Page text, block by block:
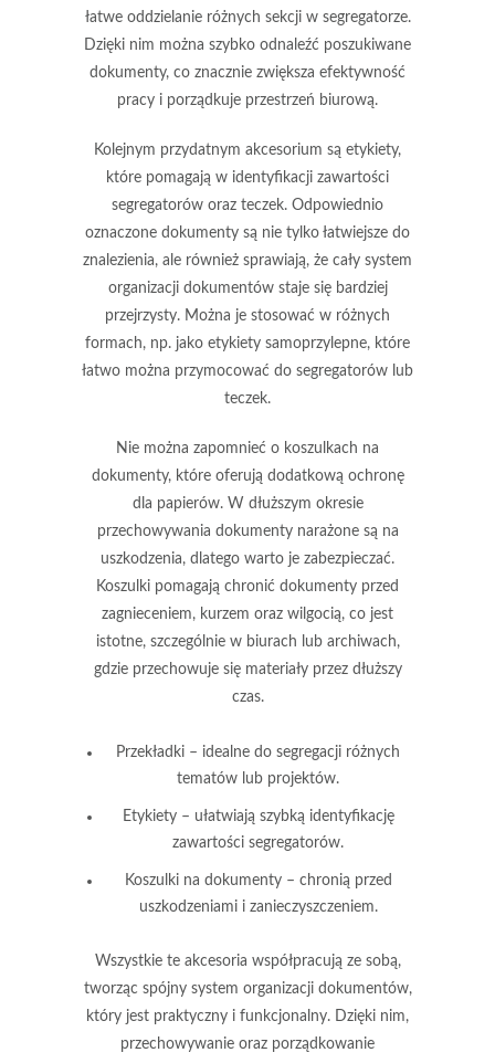
łatwe oddzielanie różnych sekcji w segregatorze.
Dzięki nim można szybko odnaleźć poszukiwane
dokumenty, co znacznie zwiększa efektywność
pracy i porządkuje przestrzeń biurową.
Kolejnym przydatnym akcesorium są etykiety,
które pomagają w identyfikacji zawartości
segregatorów oraz teczek. Odpowiednio
oznaczone dokumenty są nie tylko łatwiejsze do
znalezienia, ale również sprawiają, że cały system
organizacji dokumentów staje się bardziej
przejrzysty. Można je stosować w różnych
formach, np. jako etykiety samoprzylepne, które
łatwo można przymocować do segregatorów lub
teczek.
Nie można zapomnieć o koszulkach na
dokumenty, które oferują dodatkową ochronę
dla papierów. W dłuższym okresie
przechowywania dokumenty narażone są na
uszkodzenia, dlatego warto je zabezpieczać.
Koszulki pomagają chronić dokumenty przed
zagnieceniem, kurzem oraz wilgocią, co jest
istotne, szczególnie w biurach lub archiwach,
gdzie przechowuje się materiały przez dłuższy
czas.
Przekładki – idealne do segregacji różnych
tematów lub projektów.
Etykiety – ułatwiają szybką identyfikację
zawartości segregatorów.
Koszulki na dokumenty – chronią przed
uszkodzeniami i zanieczyszczeniem.
Wszystkie te akcesoria współpracują ze sobą,
tworząc spójny system organizacji dokumentów,
który jest praktyczny i funkcjonalny. Dzięki nim,
przechowywanie oraz porządkowanie